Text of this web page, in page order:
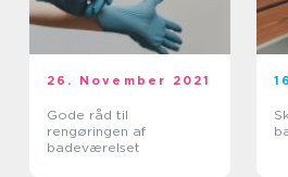
26. November 2021
Gode råd til
rengøringen af
badeværelset